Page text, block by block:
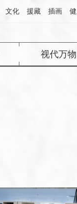
文化 援藏 插画
视代万物